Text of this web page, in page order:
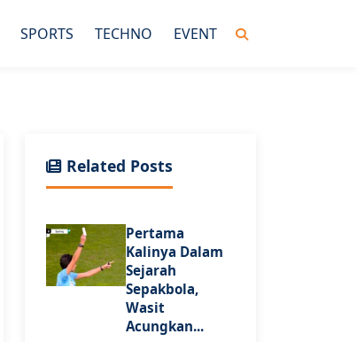
SPORTS TECHNO EVENT
Related Posts
Pertama
Kalinya Dalam
Sejarah
Sepakbola,
Wasit
Acungkan...